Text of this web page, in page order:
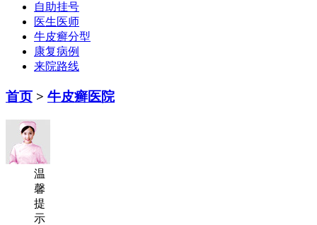
自助挂号
医生医师
牛皮癣分型
康复病例
来院路线
首页 > 牛皮癣医院
温
馨
提
示